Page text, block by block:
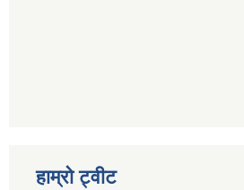
हाम्रो ट्वीट